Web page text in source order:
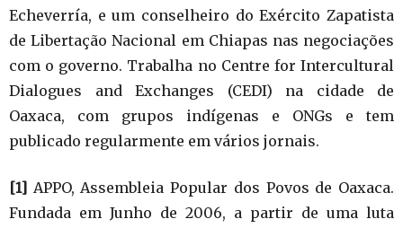
Echeverría, e um conselheiro do Exército Zapatista
de Libertação Nacional em Chiapas nas negociações
com o governo. Trabalha no Centre for Intercultural
Dialogues and Exchanges (CEDI) na cidade de
Oaxaca, com grupos indígenas e ONGs e tem
publicado regularmente em vários jornais.
[1] APPO, Assembleia Popular dos Povos de Oaxaca.
Fundada em Junho de 2006, a partir de uma luta